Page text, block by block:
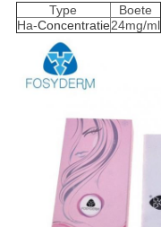
Type
Boete
Ha-Concentratie24mg/ml